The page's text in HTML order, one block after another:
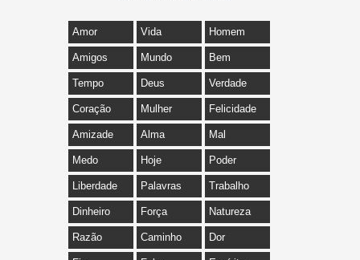
Amor Vida Homem
Amigos Mundo Bem
Tempo Deus Verdade
Coração Mulher Felicidade
Amizade Alma Mal
Medo Hoje Poder
Liberdade Palavras Trabalho
Dinheiro Força Natureza
Razão Caminho Dor